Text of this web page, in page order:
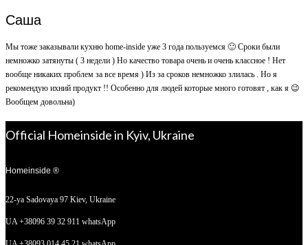
Саша
Мы тоже заказывали кухню home-inside уже 3 года пользуемся 🙂 Сроки были
немножко затянуты ( 3 недели ) Но качество товара очень и очень классное ! Нет
вообще никаких проблем за все время ) Из за сроков немножко злилась . Но я
рекомендую ихний продукт !! Особенно для людей которые много готовят , как я 😉
Вообщем довольна)
Official Homeinside in Kyiv, Ukraine
Homeinside ®
22-ya Sadovaya 97 Kiev, Ukraine
UA +38096 39 32 911 whatsApp